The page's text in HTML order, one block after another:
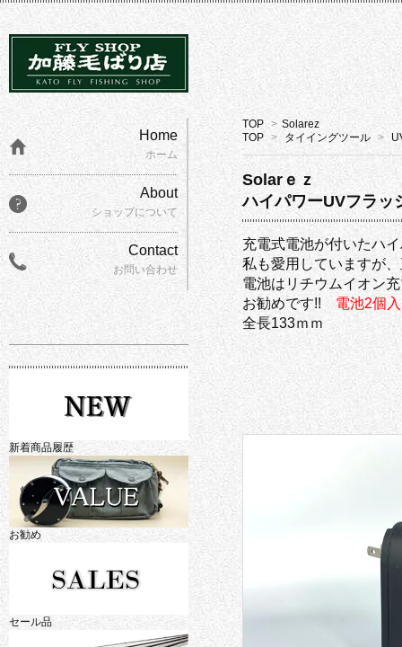
TOP > Solarez
TOP > タイイングツール >
Solarｅｚ
ハイパワーUVフラッ
充電式電池が付いたハ
私も愛用していますが
電池はリチウムイオン
お勧めです!! 電池2個
全長133ｍｍ
Home
ホーム
About
ショップについて
Contact
お問い合わせ
新着商品履歴
お勧め
セール品